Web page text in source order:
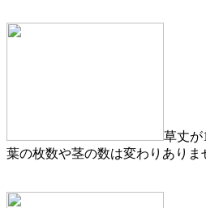
草丈が
葉の枚数や茎の数は変わりありま